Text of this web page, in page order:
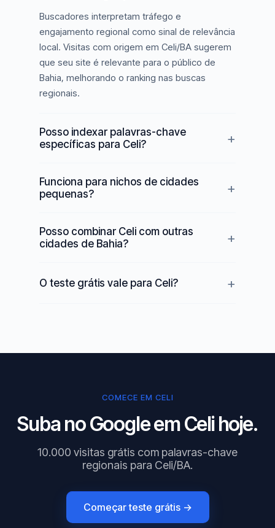
Buscadores interpretam tráfego e
engajamento regional como sinal de relevância
local. Visitas com origem em Celi/BA sugerem
que seu site é relevante para o público de
Bahia, melhorando o ranking nas buscas
regionais.
Posso indexar palavras-chave
específicas para Celi?
Funciona para nichos de cidades
pequenas?
Posso combinar Celi com outras
cidades de Bahia?
O teste grátis vale para Celi?
COMECE EM CELI
Suba no Google em Celi hoje.
10.000 visitas grátis com palavras-chave
regionais para Celi/BA.
Começar teste grátis →